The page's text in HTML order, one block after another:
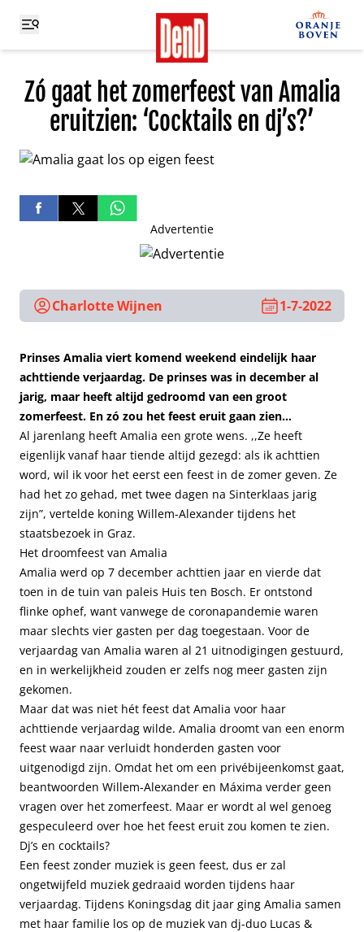
Zó gaat het zomerfeest van Amalia
eruitzien: ‘Cocktails en dj’s?’
Advertentie
Charlotte Wijnen 1-7-2022
Prinses Amalia viert komend weekend eindelijk haar
achttiende verjaardag. De prinses was in december al
jarig, maar heeft altijd gedroomd van een groot
zomerfeest. En zó zou het feest eruit gaan zien…
Al jarenlang heeft Amalia een grote wens. ,,Ze heeft
eigenlijk vanaf haar tiende altijd gezegd: als ik achttien
word, wil ik voor het eerst een feest in de zomer geven. Ze
had het zo gehad, met twee dagen na Sinterklaas jarig
zijn”, vertelde koning Willem-Alexander tijdens het
staatsbezoek in Graz.
Het droomfeest van Amalia
Amalia werd op 7 december achttien jaar en vierde dat
toen in de tuin van paleis Huis ten Bosch. Er ontstond
flinke ophef, want vanwege de coronapandemie waren
maar slechts vier gasten per dag toegestaan. Voor de
verjaardag van Amalia waren al 21 uitnodigingen gestuurd,
en in werkelijkheid zouden er zelfs nog meer gasten zijn
gekomen.
Maar dat was niet hét feest dat Amalia voor haar
achttiende verjaardag wilde. Amalia droomt van een enorm
feest waar naar verluidt honderden gasten voor
uitgenodigd zijn. Omdat het om een privébijeenkomst gaat,
beantwoorden Willem-Alexander en Máxima verder geen
vragen over het zomerfeest. Maar er wordt al wel genoeg
gespeculeerd over hoe het feest eruit zou komen te zien.
Dj’s en cocktails?
Een feest zonder muziek is geen feest, dus er zal
ongetwijfeld muziek gedraaid worden tijdens haar
verjaardag. Tijdens Koningsdag dit jaar ging Amalia samen
met haar familie los op de muziek van dj-duo Lucas &